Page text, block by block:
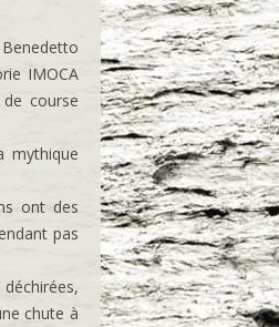
IMOCA
course
mythique
ont des
pas
chute à